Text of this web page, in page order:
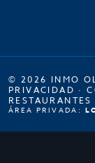
© 2026 INMO
PRIVACIDAD ·
ÁREA PRIVADA: